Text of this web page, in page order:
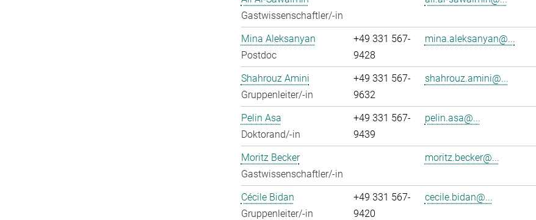
Gastwissenschaftler/-in
Mina Aleksanyan
Postdoc
+49 331 567-
9428
mina.aleksanyan@...
Shahrouz Amini
Gruppenleiter/-in
+49 331 567-
9632
shahrouz.amini@...
Pelin Asa
Doktorand/-in
+49 331 567-
9439
pelin.asa@...
Moritz Becker
Gastwissenschaftler/-in
moritz.becker@...
Cécile Bidan
Gruppenleiter/-in
+49 331 567-
9420
cecile.bidan@...